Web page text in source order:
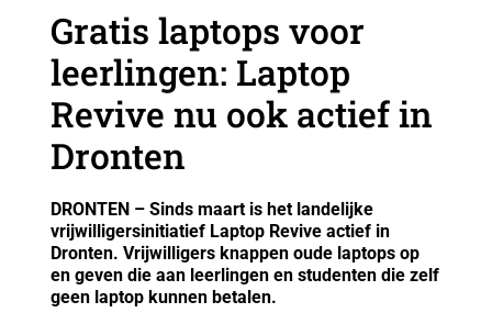
Gratis laptops voor
leerlingen: Laptop
Revive nu ook actief in
Dronten
DRONTEN – Sinds maart is het landelijke
vrijwilligersinitiatief Laptop Revive actief in
Dronten. Vrijwilligers knappen oude laptops op
en geven die aan leerlingen en studenten die zelf
geen laptop kunnen betalen.